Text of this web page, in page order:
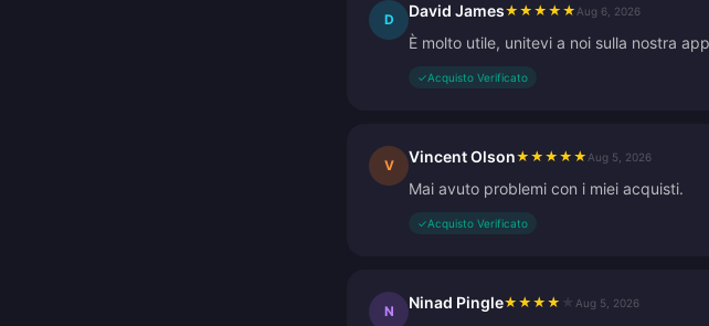
D David James★ ★ ★ ★ ★ Aug 6, 2026
È molto utile, unitevi a noi sulla nostra
✓Acquisto Verificato
V Vincent Olson★ ★ ★ ★ ★ Aug 5, 2026
Mai avuto problemi con i miei acquisti.
✓Acquisto Verificato
N Ninad Pingle★ ★ ★ ★ Aug 5, 2026